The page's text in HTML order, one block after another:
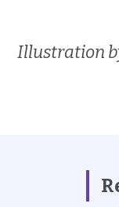
Illustration